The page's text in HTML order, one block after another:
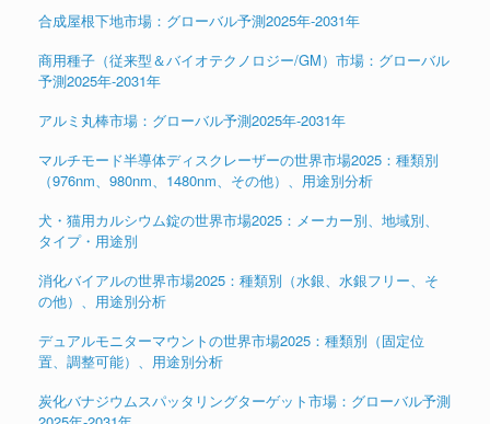
合成屋根下地市場：グローバル予測2025年-2031年
商用種子（従来型＆バイオテクノロジー/GM）市場：グローバル
予測2025年-2031年
アルミ丸棒市場：グローバル予測2025年-2031年
マルチモード半導体ディスクレーザーの世界市場2025：種類別
（976nm、980nm、1480nm、その他）、用途別分析
犬・猫用カルシウム錠の世界市場2025：メーカー別、地域別、
タイプ・用途別
消化バイアルの世界市場2025：種類別（水銀、水銀フリー、そ
の他）、用途別分析
デュアルモニターマウントの世界市場2025：種類別（固定位
置、調整可能）、用途別分析
炭化バナジウムスパッタリングターゲット市場：グローバル予測